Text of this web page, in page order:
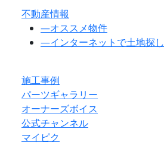
不動産情報
―オススメ物件
―インターネットで土地探し
施工事例
パーツギャラリー
オーナーズボイス
公式チャンネル
マイピク